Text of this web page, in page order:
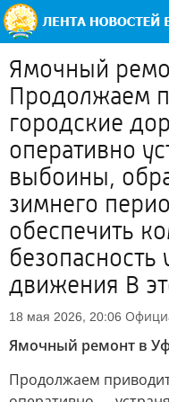
Ямочный
Продолжаем
городские
оперативно
выбоины,
зимнего
обеспечить
безопасность
движения В
18 мая 2026, 20:06
Ямочный ремонт в
Продолжаем